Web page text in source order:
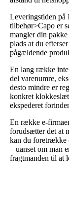
Leveringstiden på
tilbehør>Capo er
mangler din
plads at du
pågældende
En lang række
del varenumre,
desto mindre er
konkret
ekspederet
En række e-
forudsætter det at
kan du foretrække
– uanset om man
fragtmanden til at